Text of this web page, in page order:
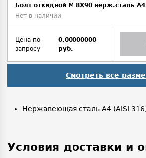
Болт откидной M 8Х90 нерж.сталь
Нет в наличии
Цена по
запросу
0.00000000
руб.
Смотреть все
Нержавеющая сталь A4 (AISI
Условия доставки и